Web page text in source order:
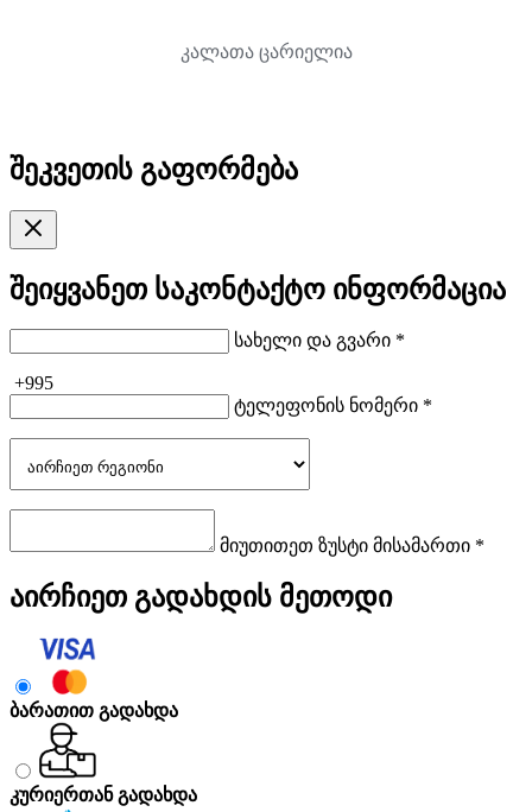
კალათა ცარიელია
შეკვეთის გაფორმება
შეიყვანეთ საკონტაქტო ინფორმაცია
სახელი და გვარი *
+995
ტელეფონის ნომერი *
მიუთითეთ ზუსტი მისამართი *
აირჩიეთ გადახდის მეთოდი
ბარათით გადახდა
კურიერთან გადახდა